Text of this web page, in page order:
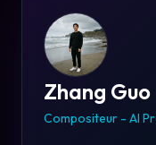
Zhang Guo
Compositeur - AI